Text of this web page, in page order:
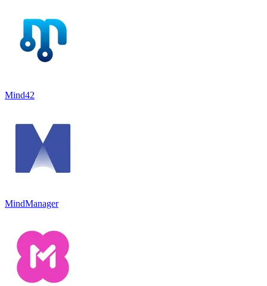
Mind42
MindManager